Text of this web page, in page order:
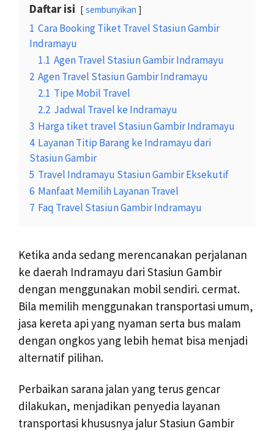
Daftar isi sembunyikan
1 Cara Booking Tiket Travel Stasiun Gambir
Indramayu
1.1 Agen Travel Stasiun Gambir Indramayu
2 Agen Travel Stasiun Gambir Indramayu
2.1 Tipe Mobil Travel
2.2 Jadwal Travel ke Indramayu
3 Harga tiket travel Stasiun Gambir Indramayu
4 Layanan Titip Barang ke Indramayu dari
Stasiun Gambir
5 Travel Indramayu Stasiun Gambir Eksekutif
6 Manfaat Memilih Layanan Travel
7 Faq Travel Stasiun Gambir Indramayu
Ketika anda sedang merencanakan perjalanan
ke daerah Indramayu dari Stasiun Gambir
dengan menggunakan mobil sendiri. cermat.
Bila memilih menggunakan transportasi umum,
jasa kereta api yang nyaman serta bus malam
dengan ongkos yang lebih hemat bisa menjadi
alternatif pilihan.
Perbaikan sarana jalan yang terus gencar
dilakukan, menjadikan penyedia layanan
transportasi khususnya jalur Stasiun Gambir